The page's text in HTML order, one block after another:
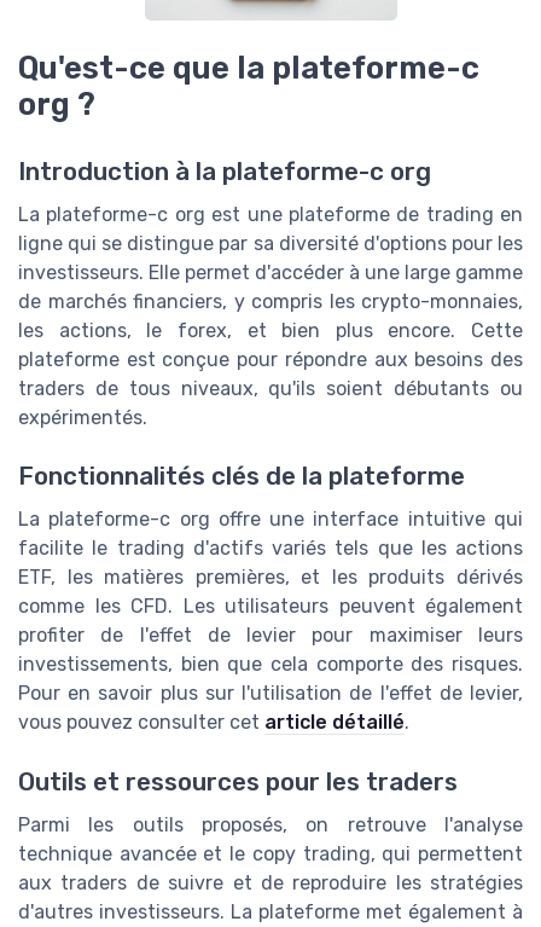
Qu'est-ce que la plateforme-c
org ?
Introduction à la plateforme-c org
La plateforme-c org est une plateforme de trading en
ligne qui se distingue par sa diversité d'options pour les
investisseurs. Elle permet d'accéder à une large gamme
de marchés financiers, y compris les crypto-monnaies,
les actions, le forex, et bien plus encore. Cette
plateforme est conçue pour répondre aux besoins des
traders de tous niveaux, qu'ils soient débutants ou
expérimentés.
Fonctionnalités clés de la plateforme
La plateforme-c org offre une interface intuitive qui
facilite le trading d'actifs variés tels que les actions
ETF, les matières premières, et les produits dérivés
comme les CFD. Les utilisateurs peuvent également
profiter de l'effet de levier pour maximiser leurs
investissements, bien que cela comporte des risques.
Pour en savoir plus sur l'utilisation de l'effet de levier,
vous pouvez consulter cet article détaillé.
Outils et ressources pour les traders
Parmi les outils proposés, on retrouve l'analyse
technique avancée et le copy trading, qui permettent
aux traders de suivre et de reproduire les stratégies
d'autres investisseurs. La plateforme met également à